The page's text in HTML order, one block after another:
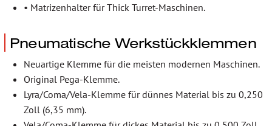
• Matrizenhalter für Thick Turret-Maschinen.
Pneumatische Werkstückklemmen
Neuartige Klemme für die meisten modernen Maschinen.
Original Pega-Klemme.
Lyra/Coma/Vela-Klemme für dünnes Material bis zu 0,250
Zoll (6,35 mm).